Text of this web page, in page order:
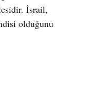
İsrail,
olduğunu